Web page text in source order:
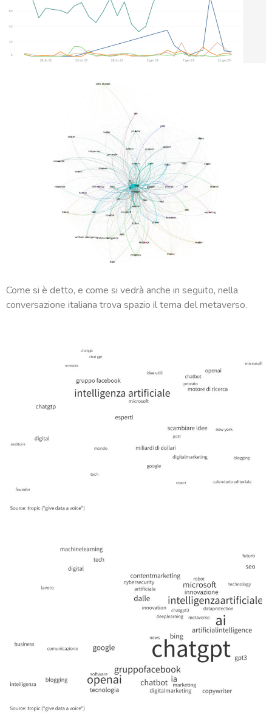
Come si è detto, e come si vedrà anche in seguito, nella
conversazione italiana trova spazio il tema del metaverso.